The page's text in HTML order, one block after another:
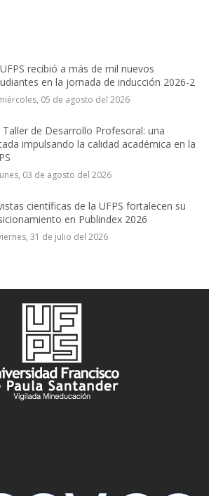
recibió a más de mil nuevos
en la jornada de inducción 2026-2
05 de agosto del 2026
Taller de Desarrollo Profesoral: una
impulsando la calidad académica en la
03 de agosto del 2026
científicas de la UFPS fortalecen su
en Publindex 2026
31 de julio del 2026